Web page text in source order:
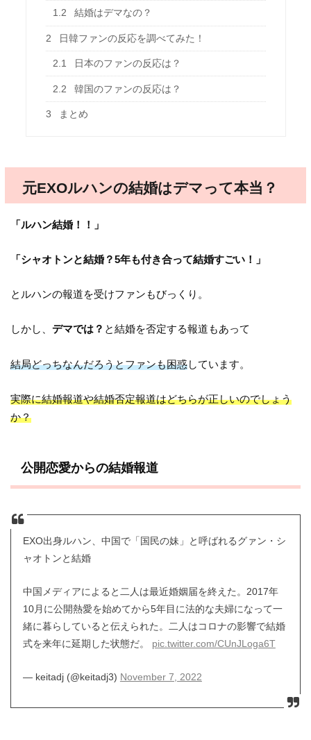
1.2 結婚はデマなの？
2 日韓ファンの反応を調べてみた！
2.1 日本のファンの反応は？
2.2 韓国のファンの反応は？
3 まとめ
元EXOルハンの結婚はデマって本当？
「ルハン結婚！！」
「シャオトンと結婚？5年も付き合って結婚すごい！」
とルハンの報道を受けファンもびっくり。
しかし、デマでは？ と結婚を否定する報道もあって
結局どっちなんだろうとファンも困惑しています。
実際に結婚報道や結婚否定報道はどちらが正しいのでしょう
か？
公開恋愛からの結婚報道
EXO出身ルハン、中国で「国民の妹」と呼ばれるグァン・シ
ャオトンと結婚
中国メディアによると二人は最近婚姻届を終えた。2017年
10月に公開熱愛を始めてから5年目に法的な夫婦になって一
緒に暮らしていると伝えられた。二人はコロナの影響で結婚
式を来年に延期した状態だ。 pic.twitter.com/CUnJLoga6T
— keitadj (@keitadj3) November 7, 2022